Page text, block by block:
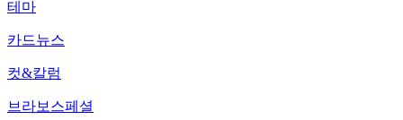
테마
카드뉴스
컷&칼럼
브라보스페셜